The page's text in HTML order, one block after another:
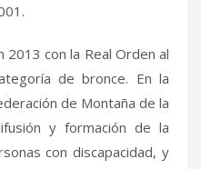
2013 con la Real Orden al
de bronce. En la
de Montaña de la
y formación de la
con discapacidad, y